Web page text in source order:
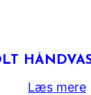
Læs mere